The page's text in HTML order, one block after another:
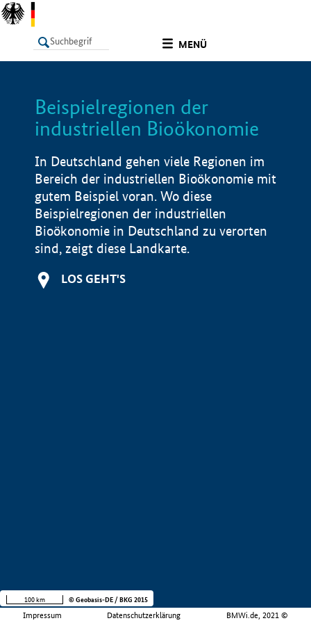
MENÜ
LISTE
Beispielregionen der
industriellen Bioökonomie
In Deutschland gehen viele Regionen im
Bereich der industriellen Bioökonomie mit
gutem Beispiel voran. Wo diese
Beispielregionen der industriellen
Bioökonomie in Deutschland zu verorten
sind, zeigt diese Landkarte.
LOS GEHT'S
Impressum Datenschutzerklärung BMWi.de, 2021 ©
100 km © Geobasis-DE / BKG 2015